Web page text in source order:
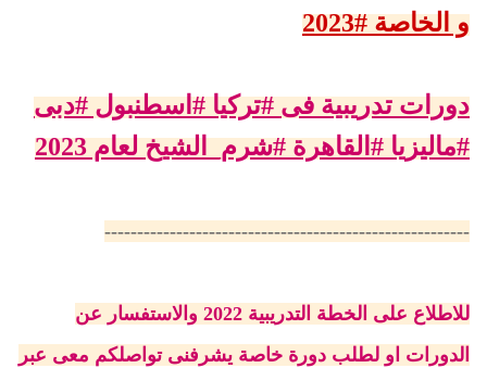
و الخاصة #2023
دورات تدريبية فى #تركيا #اسطنبول #دبى
#ماليزيا #القاهرة #شرم_الشيخ لعام 2023
--------------------------------------------------------
للاطلاع على الخطة التدريبية 2022 والاستفسار عن
الدورات او لطلب دورة خاصة يشرفنى تواصلكم معى عبر